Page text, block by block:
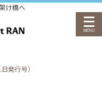
け橋へ
発行号）